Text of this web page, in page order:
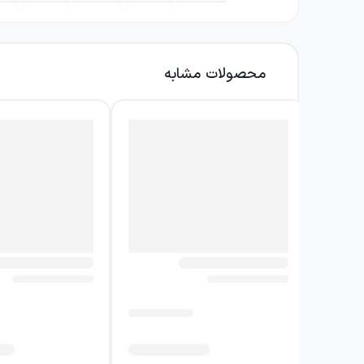
شرایط قرار می‌گیرد و با این حال، در برابر
محصولات مشابه